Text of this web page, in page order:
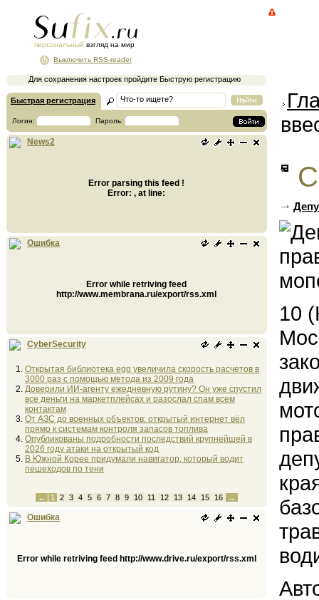
персональный взгляд на мир
Для сохранения настроек пройдите Быструю регистрацию
Выключить RSS-reader
Быстрая регистрация
Логин: Пароль:
News2
Error parsing this feed !
Error: , at line:
Ошибка
Error while retriving feed
http://www.membrana.ru/export/rss.xml
CyberSecurity
Открытая библиотека egg увеличила скорость расчетов в
3000 раз с помощью метода из 2009 года
Доверили ИИ-агенту ежедневную рутину? Он уже спустил
все деньги на маркетплейсах и разослал спам всем
контактам
От АЗС до военных объектов: открытый интернет вёл
прямо к системам контроля запасов топлива
Опубликованы подробности последствий крупнейшей в
2026 году атаки на открытый код
В Южной Корее придумали навигатор, который водит
пешеходов по тени
← 1 2 3 4 5 6 7 8 9 10 11 12 13 14 15 16 →
Ошибка
Error while retriving feed http://www.drive.ru/export/rss.xml
10